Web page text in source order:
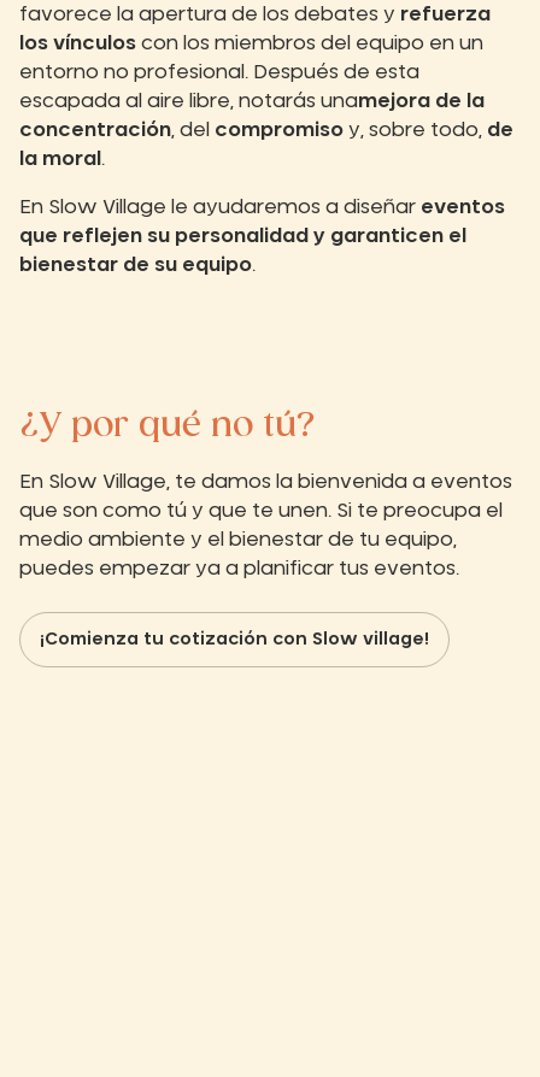
favorece la apertura de los debates y refuerza
los vínculos con los miembros del equipo en un
entorno no profesional. Después de esta
escapada al aire libre, notarás unamejora de la
concentración , del compromiso y, sobre todo, de
la moral .
En Slow Village le ayudaremos a diseñar eventos
que reflejen su personalidad y garanticen el
bienestar de su equipo.
¿Y por qué no tú?
En Slow Village, te damos la bienvenida a eventos
que son como tú y que te unen. Si te preocupa el
medio ambiente y el bienestar de tu equipo,
puedes empezar ya a planificar tus eventos.
¡Comienza tu cotización con Slow village!